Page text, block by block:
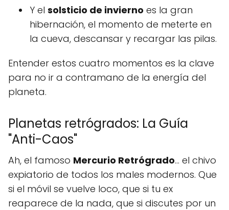
Y el solsticio de invierno es la gran
hibernación, el momento de meterte en
la cueva, descansar y recargar las pilas.
Entender estos cuatro momentos es la clave
para no ir a contramano de la energía del
planeta.
Planetas retrógrados: La Guía
"Anti-Caos"
Ah, el famoso Mercurio Retrógrado... el chivo
expiatorio de todos los males modernos. Que
si el móvil se vuelve loco, que si tu ex
reaparece de la nada, que si discutes por un